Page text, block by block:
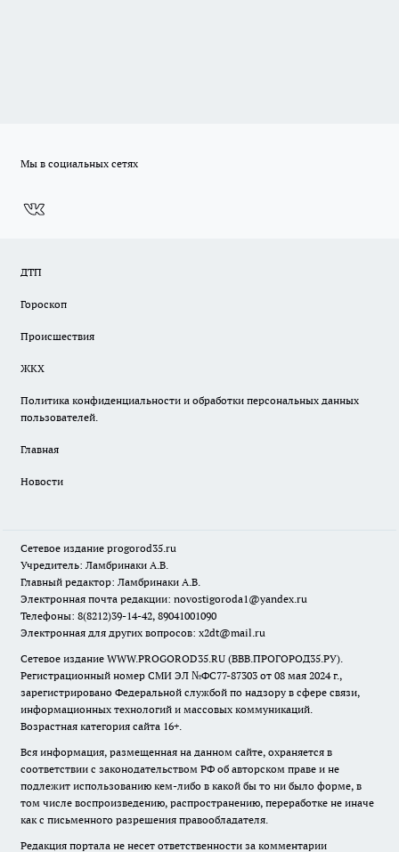
Мы в социальных сетях
ДТП
Гороскоп
Происшествия
ЖКХ
Политика конфиденциальности и обработки персональных данных
пользователей.
Главная
Новости
Сетевое издание progorod35.ru
Учредитель: Ламбринаки А.В.
Главный редактор: Ламбринаки А.В.
Электронная почта редакции: novostigoroda1@yandex.ru
Телефоны: 8(8212)39-14-42, 89041001090
Электронная для других вопросов: x2dt@mail.ru
Сетевое издание WWW.PROGOROD35.RU (ВВВ.ПРОГОРОД35.РУ).
Регистрационный номер СМИ ЭЛ №ФС77-87303 от 08 мая 2024 г.,
зарегистрировано Федеральной службой по надзору в сфере связи,
информационных технологий и массовых коммуникаций.
Возрастная категория сайта 16+.
Вся информация, размещенная на данном сайте, охраняется в
соответствии с законодательством РФ об авторском праве и не
подлежит использованию кем-либо в какой бы то ни было форме, в
том числе воспроизведению, распространению, переработке не иначе
как с письменного разрешения правообладателя.
Редакция портала не несет ответственности за комментарии